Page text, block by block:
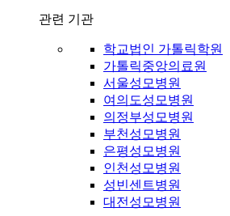
관련 기관
학교법인 가톨릭학원
가톨릭중앙의료원
서울성모병원
여의도성모병원
의정부성모병원
부천성모병원
은평성모병원
인천성모병원
성빈센트병원
대전성모병원